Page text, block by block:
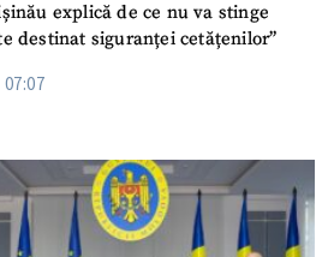
explică de ce nu va stinge
destinat siguranței cetățenilor”